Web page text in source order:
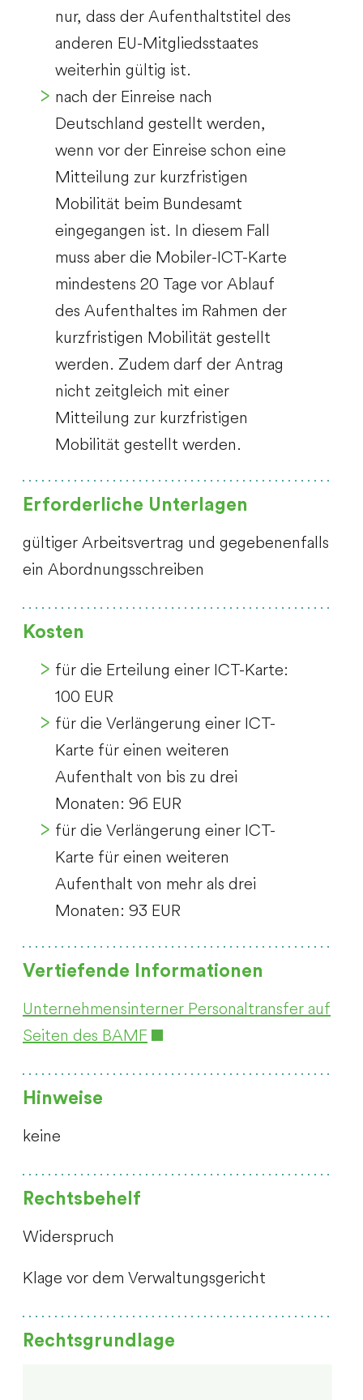
nur, dass der Aufenthaltstitel des
anderen EU-Mitgliedsstaates
weiterhin gültig ist.
nach der Einreise nach
Deutschland gestellt werden,
wenn vor der Einreise schon eine
Mitteilung zur kurzfristigen
Mobilität beim Bundesamt
eingegangen ist. In diesem Fall
muss aber die Mobiler-ICT-Karte
mindestens 20 Tage vor Ablauf
des Aufenthaltes im Rahmen der
kurzfristigen Mobilität gestellt
werden. Zudem darf der Antrag
nicht zeitgleich mit einer
Mitteilung zur kurzfristigen
Mobilität gestellt werden.
Erforderliche Unterlagen
gültiger Arbeitsvertrag und gegebenenfalls
ein Abordnungsschreiben
Kosten
für die Erteilung einer ICT-Karte:
100 EUR
für die Verlängerung einer ICT-
Karte für einen weiteren
Aufenthalt von bis zu drei
Monaten: 96 EUR
für die Verlängerung einer ICT-
Karte für einen weiteren
Aufenthalt von mehr als drei
Monaten: 93 EUR
Vertiefende Informationen
Unternehmensinterner Personaltransfer auf
Seiten des BAMF
Hinweise
keine
Rechtsbehelf
Widerspruch
Klage vor dem Verwaltungsgericht
Rechtsgrundlage